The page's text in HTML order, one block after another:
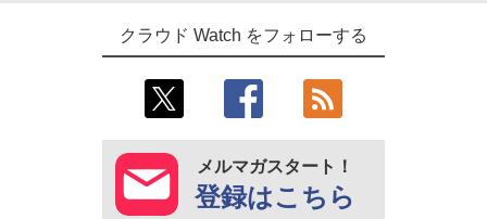
クラウド Watch をフォローする
メルマガスタート！
登録はこちら